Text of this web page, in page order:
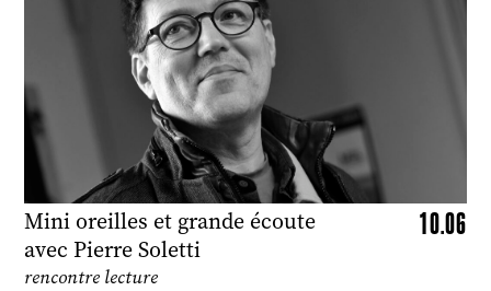
Mini oreilles et grande écoute
avec Pierre Soletti
10.06
rencontre lecture